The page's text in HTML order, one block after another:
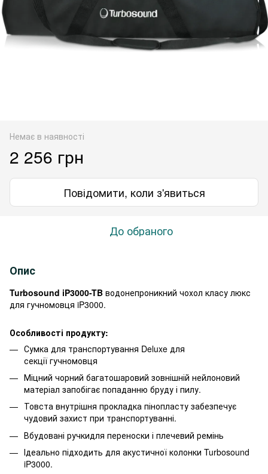
Немає в наявності
2 256 грн
Повідомити, коли з'явиться
До обраного
Опис
Turbosound iP3000-TB водонепроникний чохол класу люкс
для гучномовця iP3000.
Особливості продукту:
Сумка для транспортування Deluxe для
секції гучномовця
Міцний чорний багатошаровий зовнішній нейлоновий
матеріал запобігає попаданню бруду і пилу.
Товста внутрішня прокладка пінопласту забезпечує
чудовий захист при транспортуванні.
Вбудовані ручкидля переноски і плечевий ремінь
Ідеально підходить для акустичної колонки Turbosound
iP3000.